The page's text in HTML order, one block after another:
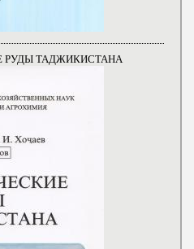
РУДЫ ТАДЖИКИСТАНА